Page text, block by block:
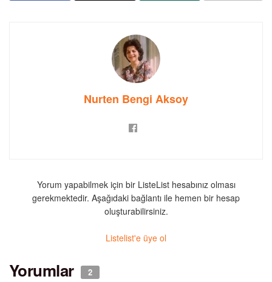
Nurten Bengi Aksoy
Yorum yapabilmek için bir ListeList hesabınız olması
gerekmektedir. Aşağıdaki bağlantı ile hemen bir hesap
oluşturabilirsiniz.
Listelist'e üye ol
Yorumlar 2